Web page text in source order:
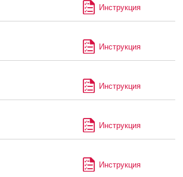
Инструкция
Инструкция
Инструкция
Инструкция
Инструкция